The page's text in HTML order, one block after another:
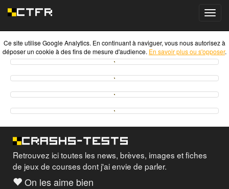
Ce site utilise Google Analytics. En continuant à naviguer, vous nous autorisez à
déposer un cookie à des fins de mesure d'audience. En savoir plus ou s'opposer.
Retrouvez ici toutes les news, brèves, images et fiches
de jeux de courses dont j'ai envie de parler.
On les aime bien